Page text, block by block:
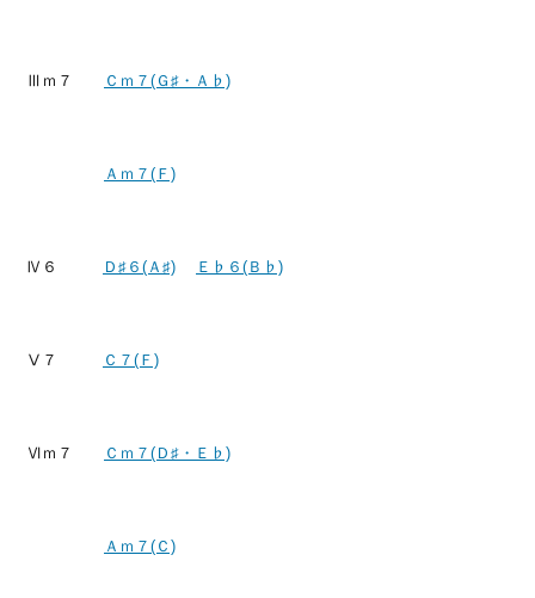
Ⅲｍ７ Ｃｍ７(Ｇ♯・Ａ♭)
Ａｍ７(Ｆ)
Ⅳ６ Ｄ♯６(Ａ♯) Ｅ♭６(Ｂ♭)
Ⅴ７ Ｃ７(Ｆ)
Ⅵｍ７ Ｃｍ７(Ｄ♯・Ｅ♭)
Ａｍ７(Ｃ)